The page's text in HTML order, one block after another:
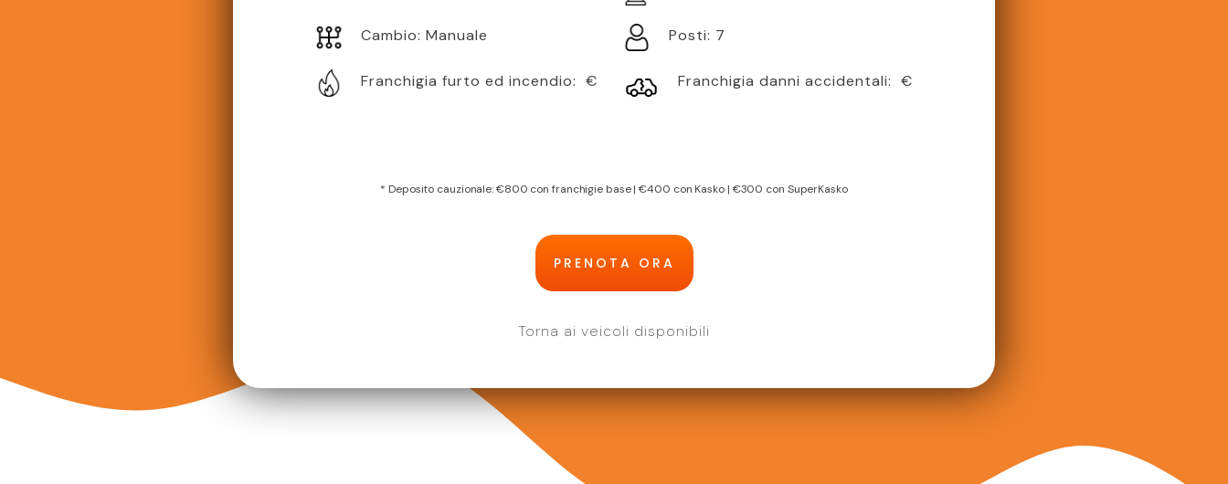
Cambio: Manuale Posti: 7
Franchigia furto ed incendio: € Franchigia danni accidentali: €
* Deposito cauzionale: €800 con franchigie base | €400 con Kasko | €300 con SuperKasko
PRENOTA ORA
Torna ai veicoli disponibili